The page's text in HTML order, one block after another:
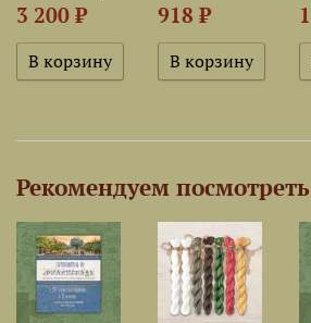
3 200 ₽ 918 ₽
Рекомендуем посмотреть